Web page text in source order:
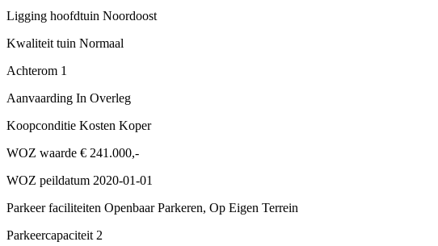
Ligging hoofdtuin Noordoost
Kwaliteit tuin Normaal
Achterom 1
Aanvaarding In Overleg
Koopconditie Kosten Koper
WOZ waarde € 241.000,-
WOZ peildatum 2020-01-01
Parkeer faciliteiten Openbaar Parkeren, Op Eigen Terrein
Parkeercapaciteit 2